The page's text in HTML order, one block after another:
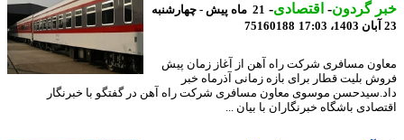
گردون-اقتصادی-
21 ماه پیش - چهارشنبه
75160188
مسافری شرکت راه آهن از آغاز زمان پیش
بلیت قطار برای بازه زمانی آذرماه خبر
موسوی معاون مسافری شرکت راه آهن در گفتگو با خبرنگار
باشگاه خبرنگاران با بیان ...